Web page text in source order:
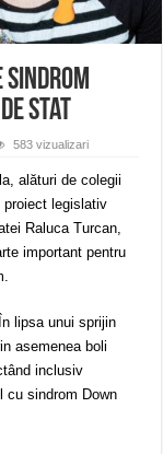
– 04.08.2026
stat
583 vizualizari
alături de colegii
legislativ
Raluca Turcan,
important pentru
lipsa unui sprijin
asemenea boli
inclusiv
cu sindrom Down